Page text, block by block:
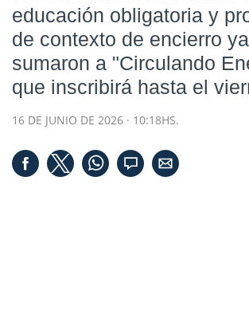
educación obligatoria y
de contexto de encierro
sumaron a "Circulando
que inscribirá hasta el
16 DE JUNIO DE 2026 · 10:18HS.